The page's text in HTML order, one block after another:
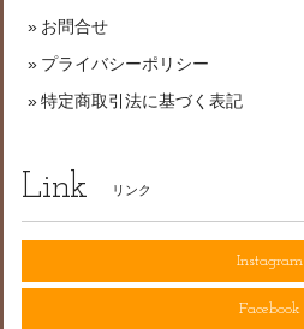
お問合せ
プライバシーポリシー
特定商取引法に基づく表記
Link リンク
Instagram
Facebook